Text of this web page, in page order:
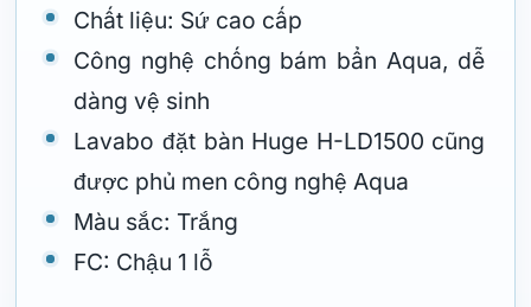
Chất liệu: Sứ cao cấp
Công nghệ chống bám bẩn Aqua, dễ
dàng vệ sinh
Lavabo đặt bàn Huge H-LD1500 cũng
được phủ men công nghệ Aqua
Màu sắc: Trắng
FC: Chậu 1 lỗ